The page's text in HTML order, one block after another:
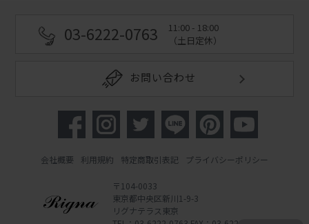
03-6222-0763
11:00 - 18:00
（土日定休）
お問い合わせ
会社概要 利用規約 特定商取引表記 プライバシーポリシー
〒104-0033
東京都中央区新川1-9-3
リグナテラス東京